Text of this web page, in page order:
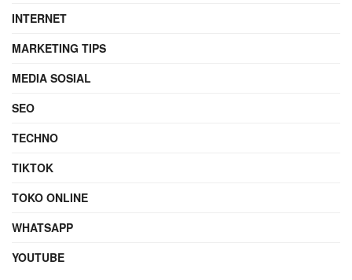
INTERNET
MARKETING TIPS
MEDIA SOSIAL
SEO
TECHNO
TIKTOK
TOKO ONLINE
WHATSAPP
YOUTUBE